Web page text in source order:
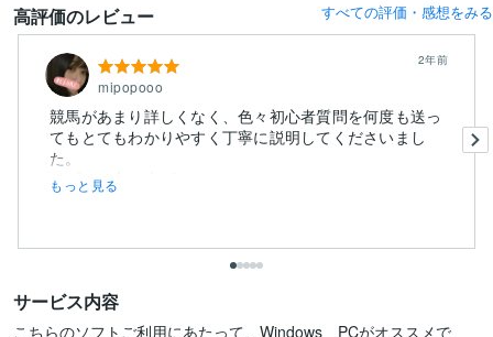
高評価のレビュー すべての評価・感想をみる
mipopooo
2年前
競馬があまり詳しくなく、色々初心者質問を何度も送っ
てもとてもわかりやすく丁寧に説明してくださいまし
た。
アプリの立ち上げ...
もっと見る
サービス内容
こちらのソフトご利用にあたって、Windows　PCがオススメで